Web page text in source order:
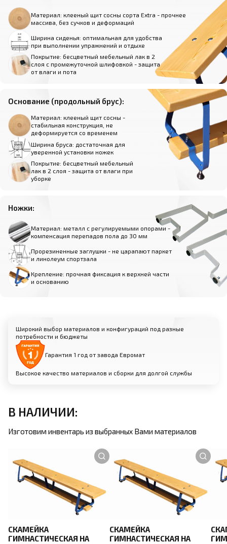
Материал: клееный щит сосны сорта Extra - прочнее
массива, без сучков и деформаций
Ширина сиденья: оптимальная для удобства
при выполнении упражнений и отдыхе
Покрытие: бесцветный мебельный лак в 2
слоя с промежуточной шлифовкой - защита
от влаги и пота
Основание (продольный брус):
Материал: клееный щит сосны -
стабильная конструкция, не
деформируется со временем
Ширина бруса: достаточная для
уверенной установки ножек
Покрытие: бесцветный мебельный
лак в 2 слоя - защита от влаги при
уборке
Ножки:
Материал: металл с регулируемыми опорами -
компенсация перепадов пола до 30 мм
Прорезиненные заглушки - не царапают паркет
и линолеум спортзала
Крепление: прочная фиксация к верхней части
и основанию
Широкий выбор материалов и конфигураций под разные
потребности и бюджеты
Гарантия 1 год от завода Евромат
Высокое качество материалов и сборки для долгой службы
В НАЛИЧИИ:
Изготовим инвентарь из выбранных Вами материалов
СКАМЕЙКА
ГИМНАСТИЧЕСКАЯ НА
СКАМЕЙКА
ГИМНАСТИЧЕСКАЯ НА